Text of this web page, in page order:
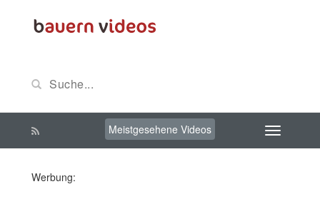
Meistgesehene Videos
Werbung: